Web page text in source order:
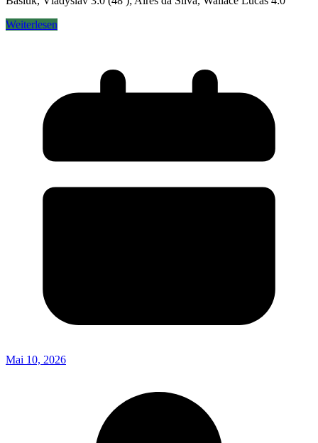
Weiterlesen
Mai 10, 2026